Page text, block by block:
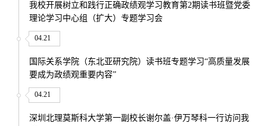
我校开展树立和践行正确政绩观学习教育第2期读书班暨党委
理论学习中心组（扩大）专题学习会
04.21
国际关系学院（东北亚研究院）读书班专题学习“高质量发展
要成为政绩观重要内容”
04.21
深圳北理莫斯科大学第一副校长谢尔盖·伊万琴科一行访问我